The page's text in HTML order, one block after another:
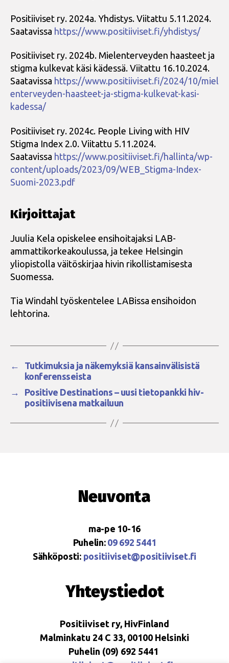
Positiiviset ry. 2024a. Yhdistys. Viitattu 5.11.2024.
Saatavissa https://www.positiiviset.fi/yhdistys/
Positiiviset ry. 2024b. Mielenterveyden haasteet ja
stigma kulkevat käsi kädessä. Viitattu 16.10.2024.
Saatavissa https://www.positiiviset.fi/2024/10/miel
enterveyden-haasteet-ja-stigma-kulkevat-kasi-
kadessa/
Positiiviset ry. 2024c. People Living with HIV
Stigma Index 2.0. Viitattu 5.11.2024.
Saatavissa https://www.positiiviset.fi/hallinta/wp-
content/uploads/2023/09/WEB_Stigma-Index-
Suomi-2023.pdf
Kirjoittajat
Juulia Kela opiskelee ensihoitajaksi LAB-
ammattikorkeakoulussa, ja tekee Helsingin
yliopistolla väitöskirjaa hivin rikollistamisesta
Suomessa.
Tia Windahl työskentelee LABissa ensihoidon
lehtorina.
←
Tutkimuksia ja näkemyksiä kansainvälisistä
konferensseista
→
Positive Destinations – uusi tietopankki hiv-
positiivisena matkailuun
Neuvonta
ma-pe 10-16
Puhelin: 09 692 5441
Sähköposti: positiiviset@positiiviset.fi
Yhteystiedot
Positiiviset ry, HivFinland
Malminkatu 24 C 33, 00100 Helsinki
Puhelin (09) 692 5441